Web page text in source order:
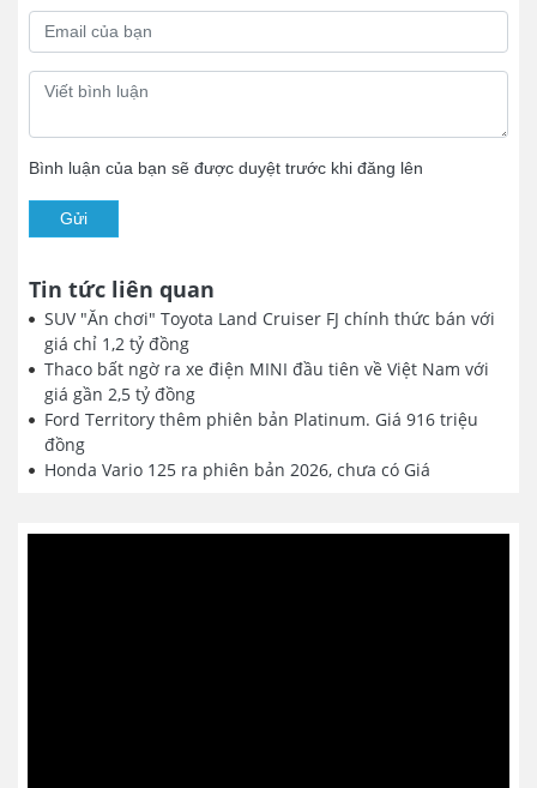
Bình luận của bạn sẽ được duyệt trước khi đăng lên
Gửi
Tin tức liên quan
SUV "Ăn chơi" Toyota Land Cruiser FJ chính thức bán với
giá chỉ 1,2 tỷ đồng
Thaco bất ngờ ra xe điện MINI đầu tiên về Việt Nam với
giá gần 2,5 tỷ đồng
Ford Territory thêm phiên bản Platinum. Giá 916 triệu
đồng
Honda Vario 125 ra phiên bản 2026, chưa có Giá